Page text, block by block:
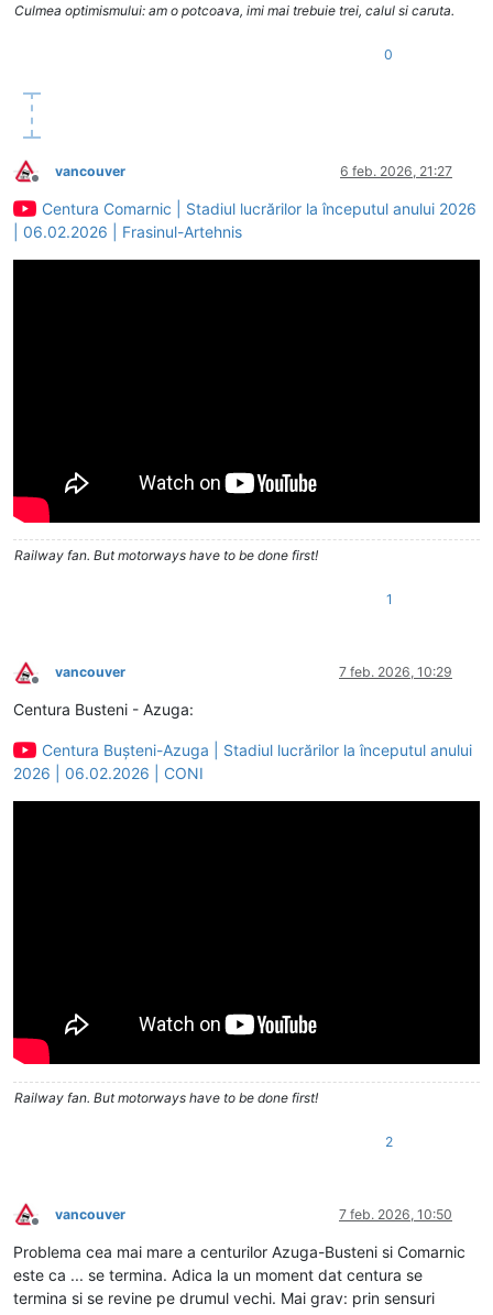
Culmea optimismului: am o potcoava, imi mai trebuie trei, calul si caruta.
0
Deconectat
vancouver 6 feb. 2026, 21:27
Centura Comarnic | Stadiul lucrărilor la începutul anului 2026
| 06.02.2026 | Frasinul-Artehnis
Railway fan. But motorways have to be done first!
1
Deconectat
vancouver 7 feb. 2026, 10:29
Centura Busteni - Azuga:
Centura Bușteni-Azuga | Stadiul lucrărilor la începutul anului
2026 | 06.02.2026 | CONI
Railway fan. But motorways have to be done first!
2
Deconectat
vancouver 7 feb. 2026, 10:50
Problema cea mai mare a centurilor Azuga-Busteni si Comarnic
este ca ... se termina. Adica la un moment dat centura se
termina si se revine pe drumul vechi. Mai grav: prin sensuri